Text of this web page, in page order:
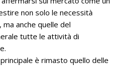
non solo le necessità
ma anche quelle del
tutte le attività di
è rimasto quello delle